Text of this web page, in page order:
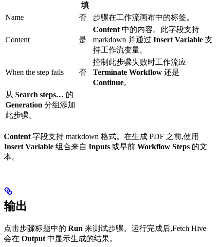
填
Name 否 步骤在工作流画布中的标签。
Content 是
Content 中的内容。此字段支持
markdown 并通过 Insert Variable 支
持工作流变量。
When the step fails 否
控制此步骤失败时工作流应
Terminate Workflow 还是
Continue。
从 Search steps… 的
Generation 分组添加
此步骤。
Content 字段支持 markdown 格式。在生成 PDF 之前,使用
Insert Variable 组合来自 Inputs 或早前 Workflow Steps 的文
本。
输出
点击步骤标题中的 Run 来测试步骤。运行完成后,Fetch Hive
会在 Output 中显示生成的结果。